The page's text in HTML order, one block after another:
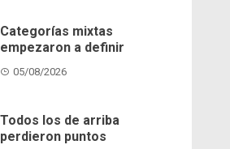
Categorías mixtas
empezaron a definir
05/08/2026
Todos los de arriba
perdieron puntos